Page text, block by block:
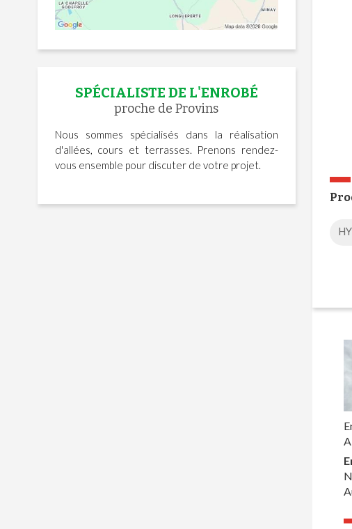
SPÉCIALISTE DE L'ENROBÉ
proche de Provins
Nous sommes spécialisés dans la réalisation
d'allées, cours et terrasses. Prenons rendez-
vous ensemble pour discuter de votre projet.